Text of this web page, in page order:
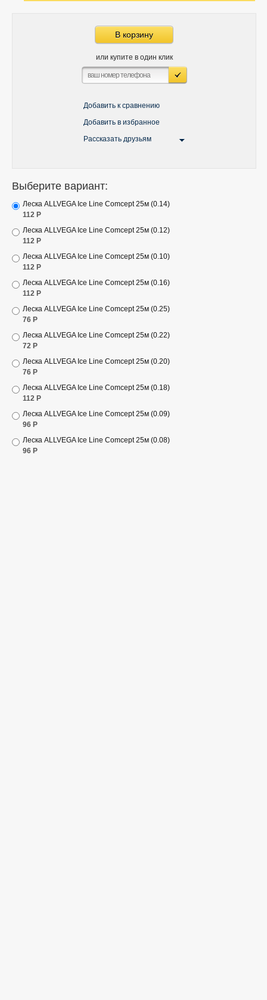
В корзину
или купите в один клик
Добавить к сравнению
Добавить в избранное
Рассказать друзьям
Выберите вариант:
Леска ALLVEGA Ice Line Comcept 25м (0.14)
112 Р
Леска ALLVEGA Ice Line Comcept 25м (0.12)
112 Р
Леска ALLVEGA Ice Line Comcept 25м (0.10)
112 Р
Леска ALLVEGA Ice Line Comcept 25м (0.16)
112 Р
Леска ALLVEGA Ice Line Comcept 25м (0.25)
76 Р
Леска ALLVEGA Ice Line Comcept 25м (0.22)
72 Р
Леска ALLVEGA Ice Line Comcept 25м (0.20)
76 Р
Леска ALLVEGA Ice Line Comcept 25м (0.18)
112 Р
Леска ALLVEGA Ice Line Comcept 25м (0.09)
96 Р
Леска ALLVEGA Ice Line Comcept 25м (0.08)
96 Р